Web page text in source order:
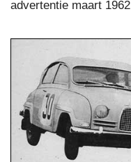
advertentie maart 1962